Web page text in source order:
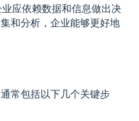
应依赖数据和信息做出决
和分析，企业能够更好地
常包括以下几个关键步